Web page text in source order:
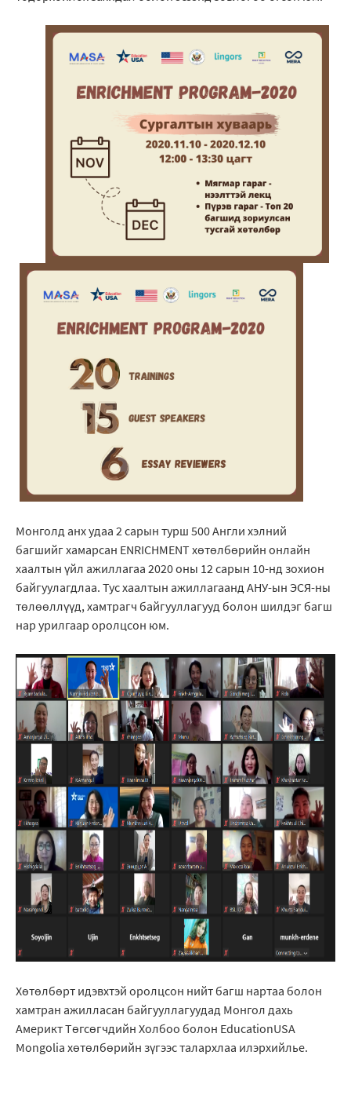
Монголд анх удаа 2 сарын турш 500 Англи хэлний
багшийг хамарсан ENRICHMENT хөтөлбөрийн онлайн
хаалтын үйл ажиллагаа 2020 оны 12 сарын 10-нд зохион
байгуулагдлаа. Тус хаалтын ажиллагаанд АНУ-ын ЭСЯ-ны
төлөөллүүд, хамтрагч байгууллагууд болон шилдэг багш
нар урилгаар оролцсон юм.
Хөтөлбөрт идэвхтэй оролцсон нийт багш нартаа болон
хамтран ажилласан байгууллагуудад Монгол дахь
Америкт Төгсөгчдийн Холбоо болон EducationUSA
Mongolia хөтөлбөрийн зүгээс талархлаа илэрхийлье.